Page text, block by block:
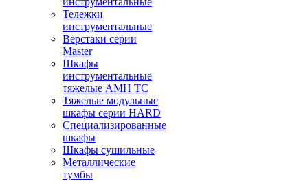
Тележки
инструментальные
Верстаки серии
Master
Шкафы
инструментальные
тяжелые AMH TC
Тяжелые модульные
шкафы серии HARD
Cпециализированные
шкафы
Шкафы сушильные
Металлические
тумбы